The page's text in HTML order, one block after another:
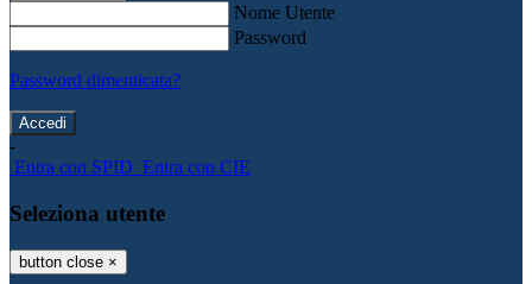
Nome Utente
Password
Password dimenticata?
-
Entra con SPID Entra con CIE
Seleziona utente
button close ×